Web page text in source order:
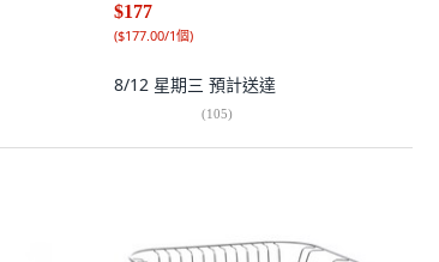
$177
($177.00/1個)
8/12 星期三 預計送達
(105)